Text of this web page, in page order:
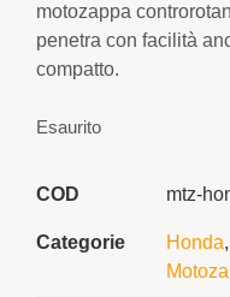
motozappa
penetra con facilità
compatto.
Esaurito
COD mtz-
Categorie Honda,